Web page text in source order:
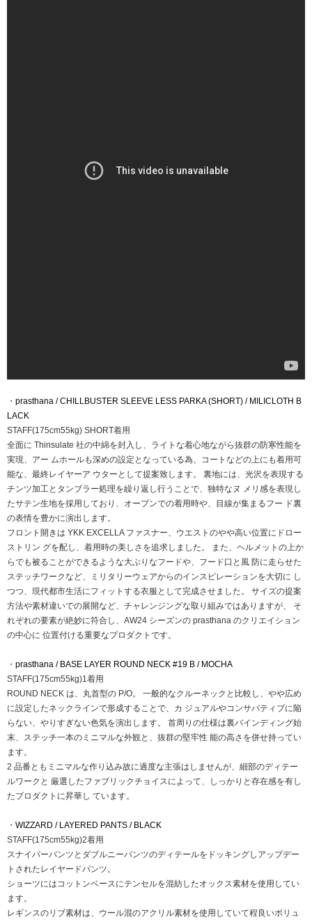
・ prasthana / CHILLBUSTER SLEEVE LESS PARKA (SHORT) / MILICLOTH B
LACK
STAFF(175cm55kg) SHORT着用
全面に Thinsulate 社の中綿を封入し、ライトな着心地ながら抜群の防寒性能を
実現、アー ムホールも深めの設定となっている為、コートなどの上にも着用可
能な、最終レイヤーア ウターとして提案致します。 裏地には、光沢を表現する
チンツ加工とタンブラー処理を繰り返し行うことで、独特なヌ メリ感を表現し
たサテン生地を採用しており、オープンでの着用時や、目線が集まるフー ド裏
の表情を豊かに演出します。
フロント開きは YKK EXCELLA ファスナー、ウエストのやや高い位置にドロー
ストリン グを配し、着用時の美しさを追求しました。 また、ヘルメットの上か
らでも被ることができるような大ぶりなフードや、フード口と風 防に走らせた
ステッチワークなど、ミリタリーウェアからのインスピレーションを大切に し
つつ、現代都市生活にフィットする衣服として完成させました。 サイズの提案
方法や素材違いでの展開など、チャレンジングな取り組みではありますが、 そ
れぞれの要素が絶妙に符合し、AW24 シーズンの prasthana のクリエイション
の中心に 位置付ける重要なプロダクトです。
・ prasthana / BASE LAYER ROUND NECK #19 B / MOCHA
STAFF(175cm55kg)1着用
ROUND NECK は、丸首型の P/O。 一般的なクルーネックと比較し、やや広め
に設定したネックラインで形成することで、カ ジュアルやコンサバティブに陥
らない、やりすぎない色気を演出します。 首周りの仕様は裏バインディング始
末、ステッチ一本のミニマルな外観と、抜群の堅牢性 能の高さを併せ持ってい
ます。
2 品番ともミニマルな作り込み故に過度な主張はしませんが、細部のディテー
ルワークと 厳選したファブリックチョイスによって、しっかりと存在感を有し
たプロダクトに昇華し ています。
・ WIZZARD / LAYERED PANTS / BLACK
STAFF(175cm55kg)2着用
スナイパーパンツとダブルニーパンツのディテールをドッキングしアップデー
トされたレイヤードパンツ。
ショーツにはコットンベースにテンセルを混紡したオックス素材を使用してい
ます。
レギンスのリブ素材は、ウール混のアクリル素材を使用していて程良いボリュ